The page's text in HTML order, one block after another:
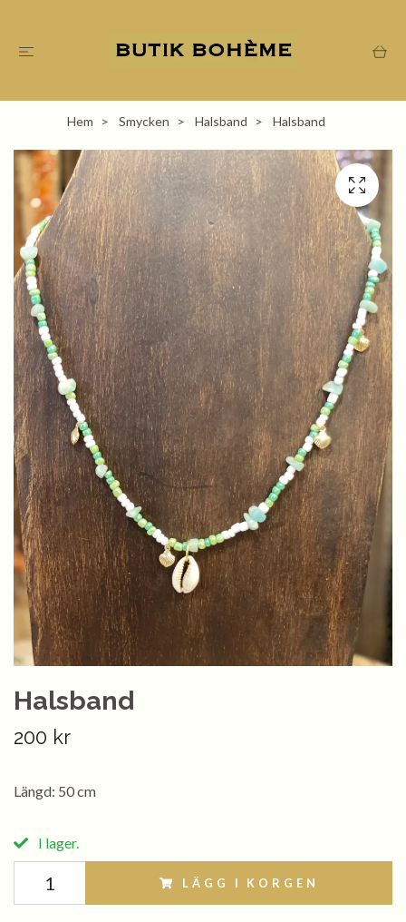
Hem Smycken Halsband Halsband
Halsband
200 kr
Längd: 50 cm
I lager.
LÄGG I KORGEN